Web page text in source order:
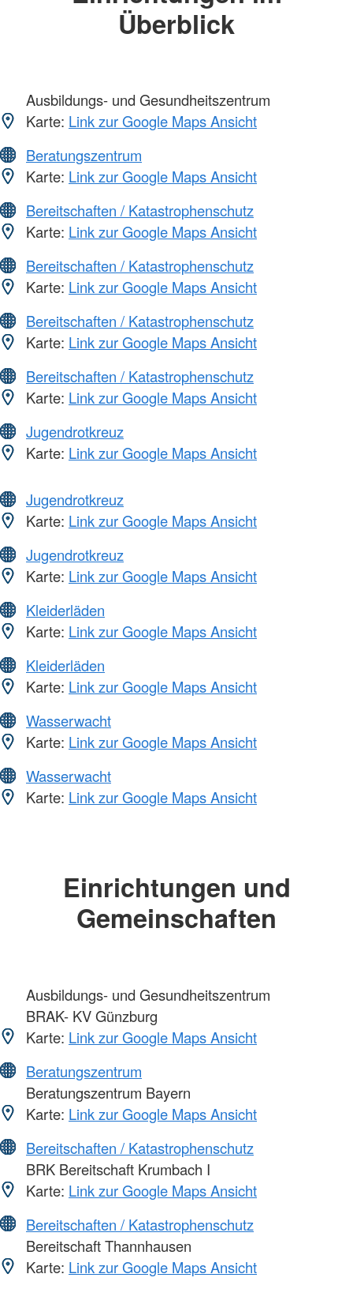
Überblick
Ausbildungs- und Gesundheitszentrum
Karte: Link zur Google Maps Ansicht
Beratungszentrum
Karte: Link zur Google Maps Ansicht
Bereitschaften / Katastrophenschutz
Karte: Link zur Google Maps Ansicht
Bereitschaften / Katastrophenschutz
Karte: Link zur Google Maps Ansicht
Bereitschaften / Katastrophenschutz
Karte: Link zur Google Maps Ansicht
Bereitschaften / Katastrophenschutz
Karte: Link zur Google Maps Ansicht
Jugendrotkreuz
Karte: Link zur Google Maps Ansicht
Jugendrotkreuz
Karte: Link zur Google Maps Ansicht
Jugendrotkreuz
Karte: Link zur Google Maps Ansicht
Kleiderläden
Karte: Link zur Google Maps Ansicht
Kleiderläden
Karte: Link zur Google Maps Ansicht
Wasserwacht
Karte: Link zur Google Maps Ansicht
Wasserwacht
Karte: Link zur Google Maps Ansicht
Einrichtungen und
Gemeinschaften
Ausbildungs- und Gesundheitszentrum
BRAK- KV Günzburg
Karte: Link zur Google Maps Ansicht
Beratungszentrum
Beratungszentrum Bayern
Karte: Link zur Google Maps Ansicht
Bereitschaften / Katastrophenschutz
BRK Bereitschaft Krumbach I
Karte: Link zur Google Maps Ansicht
Bereitschaften / Katastrophenschutz
Bereitschaft Thannhausen
Karte: Link zur Google Maps Ansicht